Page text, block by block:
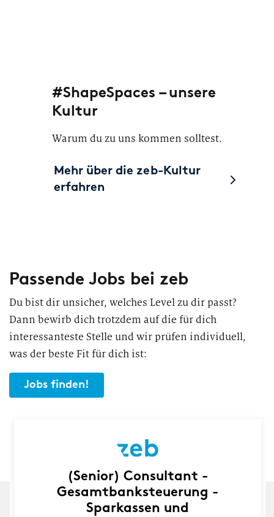
#ShapeSpaces – unsere
Kultur
Warum du zu uns kommen solltest.
Mehr über die zeb-Kultur
erfahren
Passende Jobs bei zeb
Du bist dir unsicher, welches Level zu dir passt?
Dann bewirb dich trotzdem auf die für dich
interessanteste Stelle und wir prüfen individuell,
was der beste Fit für dich ist:
Jobs finden!
(Senior) Consultant -
Gesamtbanksteuerung -
Sparkassen und